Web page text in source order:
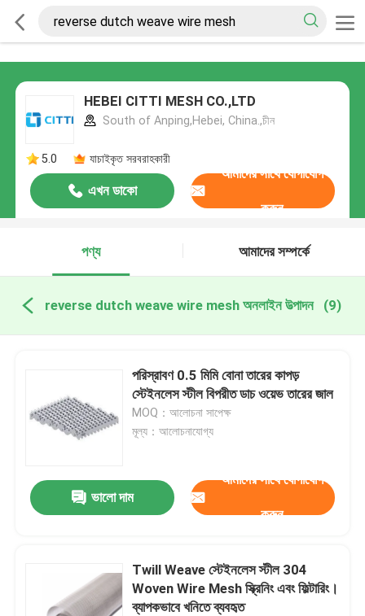
HEBEI CITTI MESH CO.,LTD
South of Anping,Hebei, China.,চীন
5.0 যাচাইকৃত সরবরাহকারী
এখন ডাকো
আমাদের সাথে যোগাযোগ
করুন
পণ্য আমাদের সম্পর্কে
reverse dutch weave wire mesh অনলাইন উত্পাদন (9)
পরিস্রাবণ 0.5 মিমি বোনা তারের কাপড়
স্টেইনলেস স্টীল বিপরীত ডাচ ওয়েভ তারের জাল
MOQ：আলোচনা সাপেক্ষ
মূল্য：আলোচনাযোগ্য
ভালো দাম
আমাদের সাথে যোগাযোগ
করুন
Twill Weave স্টেইনলেস স্টীল 304
Woven Wire Mesh স্ক্রিনিং এবং ফিল্টারিং।
ব্যাপকভাবে খনিতে ব্যবহৃত